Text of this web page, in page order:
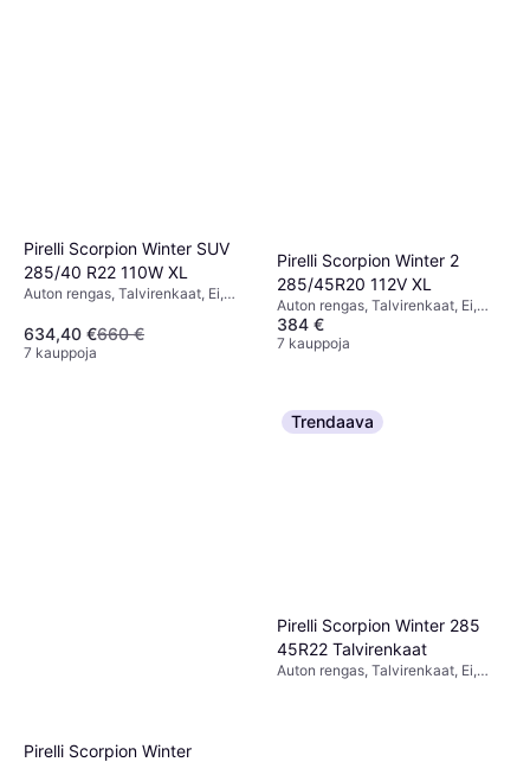
Pirelli Scorpion Winter SUV
285/40 R22 110W XL
Auton rengas, Talvirenkaat, Ei,
Nopeusindeksi W (270 km/h)
634,40 €660 €
7 kauppoja
Pirelli Scorpion Winter 2
285/45R20 112V XL
Auton rengas, Talvirenkaat, Ei,
Henkilöauto, Profiili 55 %, 35 %, 45
%, Nopeusindeksi V (240 km/h)
384 €
7 kauppoja
Pirelli Scorpion Winter
Trendaava
Pirelli Scorpion Winter 285
45R22 Talvirenkaat
Auton rengas, Talvirenkaat, Ei,